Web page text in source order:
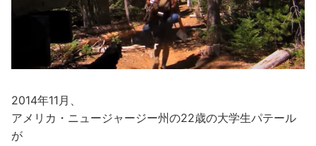
2014年11月、
アメリカ・ニュージャージー州の22歳の大学生パテール
が